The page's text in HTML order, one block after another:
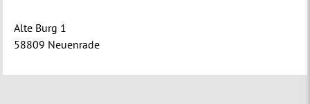
Alte Burg 1
58809 Neuenrade